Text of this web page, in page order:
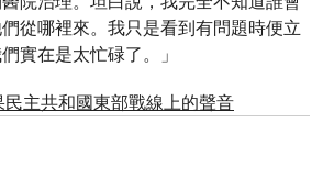
從哪裡來。我只是看到有問題時便立
實在是太忙碌了。」
主共和國東部戰線上的聲音